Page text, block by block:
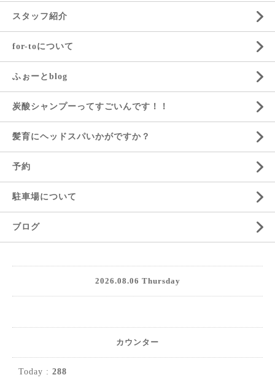
スタッフ紹介
for-toについて
ふぉーとblog
炭酸シャンプーってすごいんです！！
髪育にヘッドスパいかがですか？
予約
駐車場について
ブログ
2026.08.06 Thursday
カウンター
Today : 288